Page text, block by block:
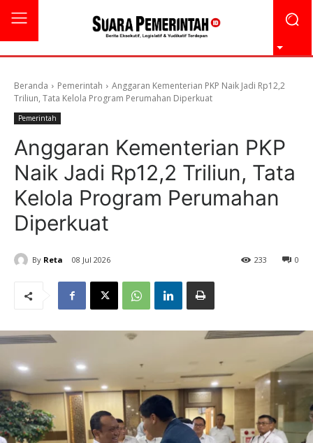
Beranda Pemerintah
Anggaran Kementerian PKP Naik Jadi Rp12,2
Triliun, Tata Kelola Program Perumahan Diperkuat
Pemerintah
Anggaran Kementerian PKP
Naik Jadi Rp12,2 Triliun, Tata
Kelola Program Perumahan
Diperkuat
By Reta 08 Jul 2026 0
233